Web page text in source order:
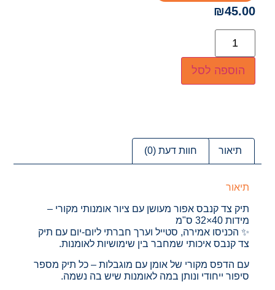
₪45.00
הוספה לסל
תיאור חוות דעת (0)
תיאור
תיק צד קנבס אפור מעושן עם ציור אומנותי מקורי –
מידות 40×32 ס"מ
✨ הכניסו אמירה, סטייל וערך חברתי ליום-יום עם תיק
צד קנבס איכותי שמחבר בין שימושיות לאומנות.
עם הדפס מקורי של אומן עם מוגבלות – כל תיק מספר
סיפור ייחודי ונותן במה לאומנות שיש בה נשמה.